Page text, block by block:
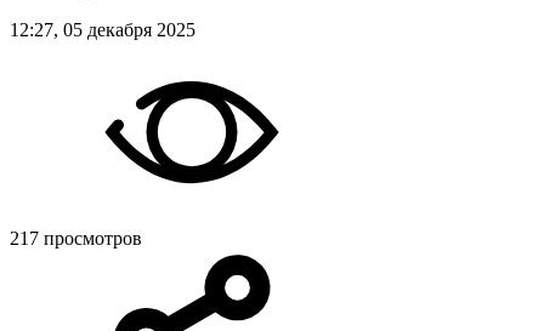
12:27, 05 декабря 2025
217 просмотров